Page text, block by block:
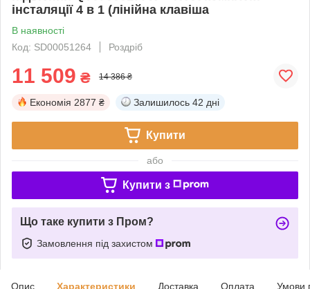
інсталяції 4 в 1 (лінійна клавіша
В наявності
Код: SD00051264
Роздріб
11 509 ₴ 14 386 ₴
Економія 2877 ₴ Залишилось 42 дні
Купити
або
Купити з
Що таке купити з Пром?
Замовлення під захистом
Опис Характеристики Доставка Оплата Умови